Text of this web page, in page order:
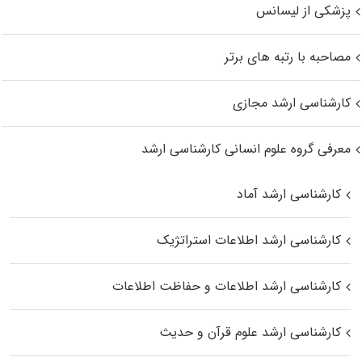
پزشکی از لیسانس
مصاحبه با رتبه های برتر
کارشناسی ارشد مجازی
معرفی گروه علوم انسانی کارشناسی ارشد
کارشناسی ارشد آماد
کارشناسی ارشد اطلاعات استراتژیک
کارشناسی ارشد اطلاعات و حفاظت اطلاعات
کارشناسی ارشد علوم قرآن و حدیث